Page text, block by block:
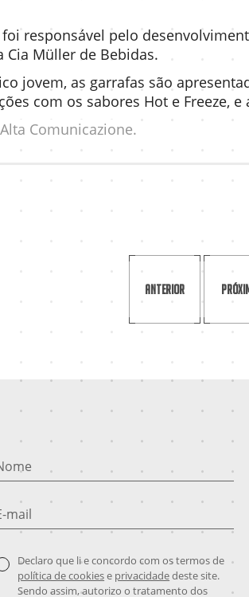
responsável pelo
Cia Müller de Bebidas.
jovem, as garrafas são
com os sabores Hot e Freeze,
Comunicazione.
Anterior
mail
Declaro que li e concordo com os termos de
política de cookiese privacidadedeste site.
Sendo assim, autorizo o tratamento dos